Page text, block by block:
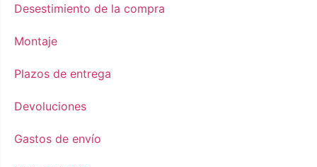
Desestimiento de la compra
Montaje
Plazos de entrega
Devoluciones
Gastos de envío